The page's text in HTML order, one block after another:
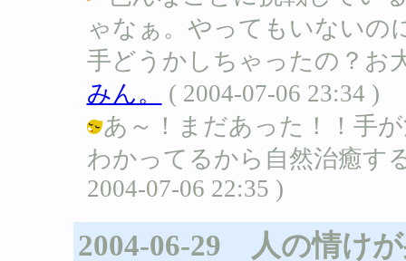
ゃなぁ。やってもいない
手どうかしちゃったの？お
みん。
( 2004-07-06 23:34 )
あ～！まだあった！！手
わかってるから自然治癒す
2004-07-06 22:35 )
2004-06-29 人の情け